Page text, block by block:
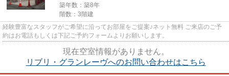
築年数：築8年
階数：3階建
経験豊富なスタッフがご希望に沿ってお部屋をご提案♪ネット無料 ご来店のご予
約はお電話もしくは下記ご予約フォームよりお願いします。
現在空室情報がありません。
リブリ・グランレーヴへのお問い合わせはこちら